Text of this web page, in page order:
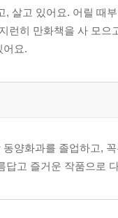
, 살고 있어요. 어릴 때
런히 만화책을 사 모
어요.
양화과를 졸업하고,
답고 즐거운 작품으로